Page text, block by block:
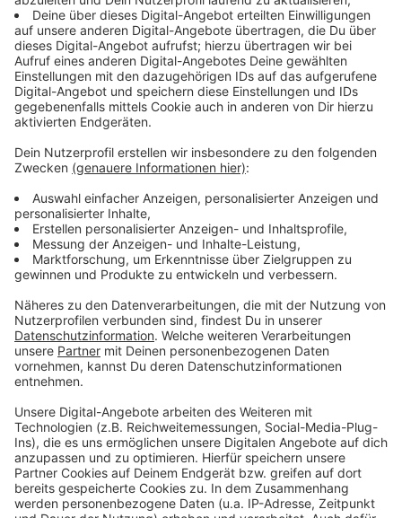
längste Teil der Arbeiten war das Tränken der Teile
mit einer chemischen Flüssigkeit, die das Holz haltbar
macht. Wie lange es jetzt dauern wird, das Schiff
wieder zusammen zu bauen und wo es dann stehen
könnte, ist noch unklar - für das Schifffahrtsmuseum
im Schlossturm dürfte es zu groß sein.
Anzeige
Weitere Infos
Anzeige
Weitere Einzelheiten der Stadt
Infos des Schifffahrtsmuseums im Schlossturm
Weitere Infos zum Fund im Jahr 2009
Anzeige